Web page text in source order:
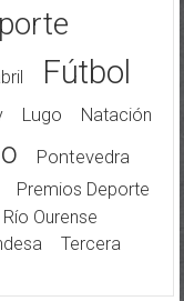
Fútbol
Lugo Natación
Pontevedra
Premios Deporte
Río Ourense
Tercera